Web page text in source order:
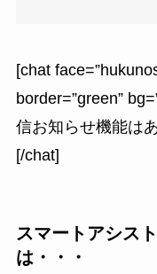
[chat
border=”green”
信お知らせ機能は
[/chat]
スマートアシス
は・・・